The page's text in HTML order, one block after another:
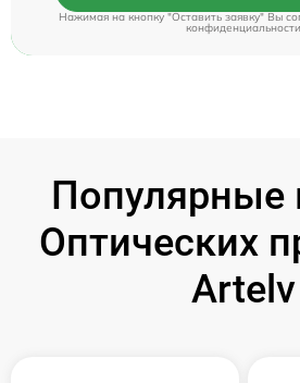
Нажимая на кнопку "Оставить заявку" Вы
конфиденциальности
Популярные
Оптических
Artelv